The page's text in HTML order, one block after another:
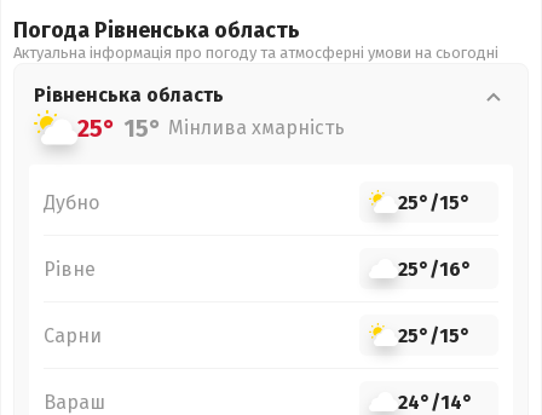
Погода Рівненська область
Актуальна інформація про погоду та атмосферні умови на сьогодні
Рівненська область
25° 15° Мінлива хмарність
Дубно 25°/15°
Рівне 25°/16°
Сарни 25°/15°
Вараш 24°/14°